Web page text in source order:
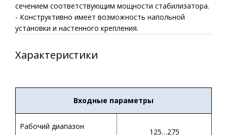
сечением соответствующим мощности стабилизатора.
- Конструктивно имеет возможность напольной
установки и настенного крепления.
Характеристики
Входные параметры
Рабочий диапазон
125…275